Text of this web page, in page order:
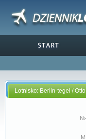
Lotnisko: Berlin-tegel /